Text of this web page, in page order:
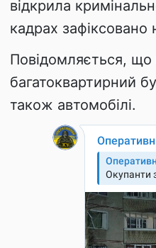
відкрила
кадрах зафіксовано
Повідомляється,
багатоквартирний
також автомобілі.